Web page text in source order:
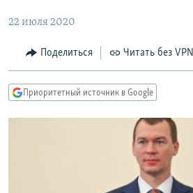
Вернутся
Вернутся
МНЕНИЯ
КУЛЬТУРА
КАВКАЗ.РЕАЛИИ
РАСПИСАНИЕ ВЕЩАНИЯ
22 июля 2020
Поделиться Читать без VPN
Приоритетный источник в Google